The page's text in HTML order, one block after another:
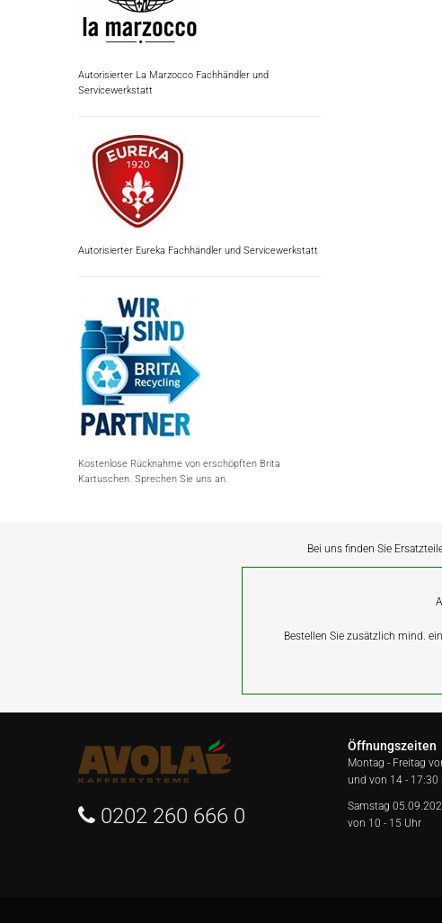
Autorisierter La Marzocco Fachhändler und
Servicewerkstatt
Autorisierter Eureka Fachhändler und Servicewerkstatt
Kostenlose Rücknahme von erschöpften Brita
Kartuschen. Sprechen Sie uns an.
Bei uns finden Sie
Bestellen Sie zusätzlich mind.
0202 260 666 0
Öffnungszeiten
Montag - Freitag
und von 14 - 17:30
Samstag
von 10 - 15 Uhr